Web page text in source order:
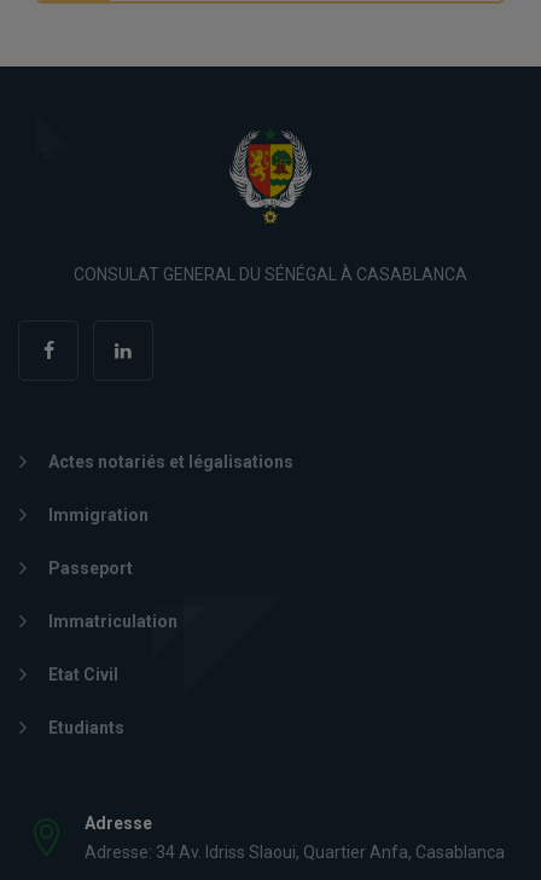
CONSULAT GENERAL DU SÉNÉGAL À CASABLANCA
Actes notariés et légalisations
Immigration
Passeport
Immatriculation
Etat Civil
Etudiants
Adresse
Adresse: 34 Av. Idriss Slaoui, Quartier Anfa, Casablanca